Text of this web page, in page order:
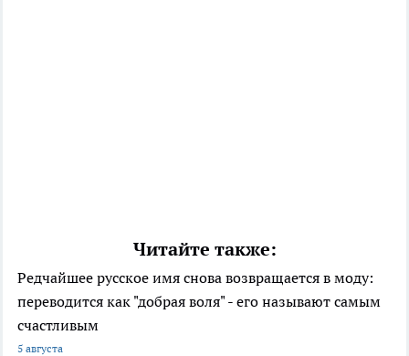
Читайте также:
Редчайшее русское имя снова возвращается в моду:
переводится как "добрая воля" - его называют самым
счастливым
5 августа